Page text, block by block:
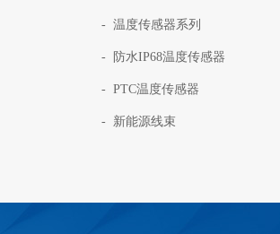
- 温度传感器系列
- 防水IP68温度传感器
- PTC温度传感器
- 新能源线束